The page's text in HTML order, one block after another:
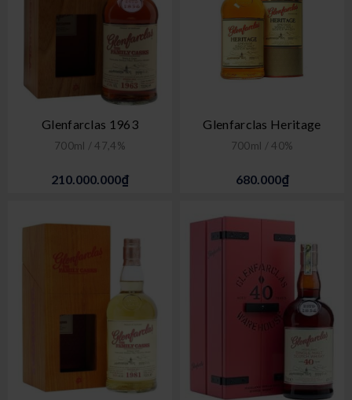
Glenfarclas 1963
700ml / 47,4%
210.000.000₫
Glenfarclas Heritage
700ml / 40%
680.000₫